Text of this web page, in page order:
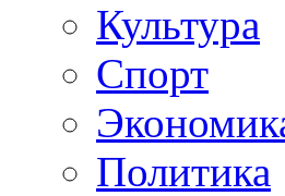
Культура
Спорт
Политика